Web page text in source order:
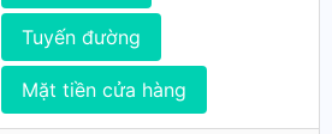
Tuyến đường
Mặt tiền cửa hàng